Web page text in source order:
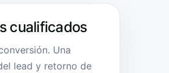
cualificados
Una
lead y retorno de